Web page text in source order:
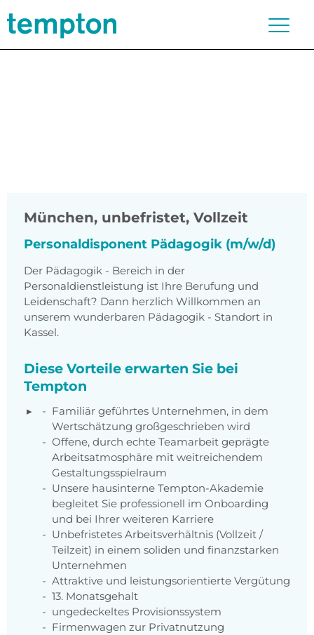
München, unbefristet, Vollzeit
Personaldisponent Pädagogik (m/w/d)
Der Pädagogik - Bereich in der
Personaldienstleistung ist Ihre Berufung und
Leidenschaft? Dann herzlich Willkommen an
unserem wunderbaren Pädagogik - Standort in
Kassel.
Diese Vorteile erwarten Sie bei
Tempton
Familiär geführtes Unternehmen, in dem
Wertschätzung großgeschrieben wird
Offene, durch echte Teamarbeit geprägte
Arbeitsatmosphäre mit weitreichendem
Gestaltungsspielraum
Unsere hausinterne Tempton-Akademie
begleitet Sie professionell im Onboarding
und bei Ihrer weiteren Karriere
Unbefristetes Arbeitsverhältnis (Vollzeit /
Teilzeit) in einem soliden und finanzstarken
Unternehmen
Attraktive und leistungsorientierte Vergütung
13. Monatsgehalt
ungedeckeltes Provisionssystem
Firmenwagen zur Privatnutzung